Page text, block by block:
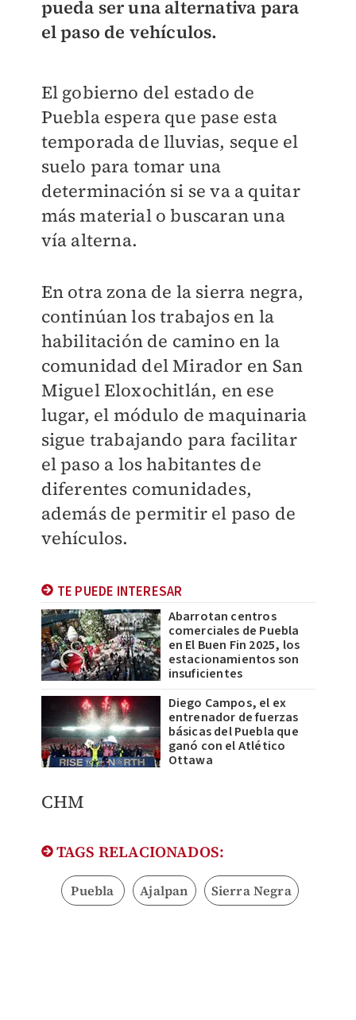
pueda ser una alternativa para
el paso de vehículos.
El gobierno del estado de
Puebla espera que pase esta
temporada de lluvias, seque el
suelo para tomar una
determinación si se va a quitar
más material o buscaran una
vía alterna.
En otra zona de la sierra negra,
continúan los trabajos en la
habilitación de camino en la
comunidad del Mirador en San
Miguel Eloxochitlán, en ese
lugar, el módulo de maquinaria
sigue trabajando para facilitar
el paso a los habitantes de
diferentes comunidades,
además de permitir el paso de
vehículos.
TE PUEDE INTERESAR
Abarrotan centros
comerciales de Puebla
en El Buen Fin 2025, los
estacionamientos son
insuficientes
Diego Campos, el ex
entrenador de fuerzas
básicas del Puebla que
ganó con el Atlético
Ottawa
CHM
TAGS RELACIONADOS:
Puebla Ajalpan Sierra Negra